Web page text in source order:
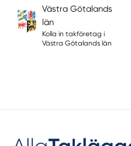
Västra Götalands
län
Kolla in takföretag i
Västra Götalands län